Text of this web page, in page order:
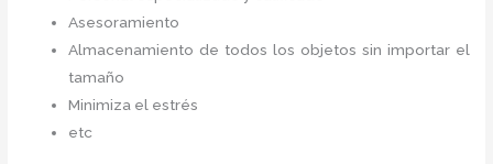
Asesoramiento
Almacenamiento de todos los objetos sin importar el
tamaño
Minimiza el estrés
etc